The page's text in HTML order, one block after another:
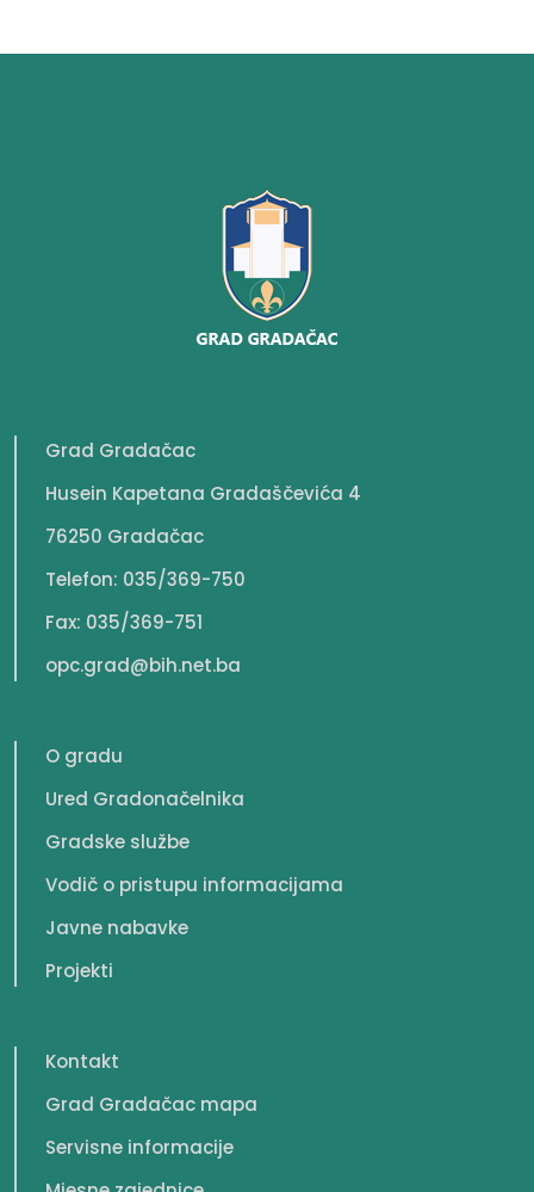
Grad Gradačac
Husein Kapetana Gradaščevića 4
76250 Gradačac
Telefon: 035/369-750
Fax: 035/369-751
opc.grad@bih.net.ba
O gradu
Ured Gradonačelnika
Gradske službe
Vodič o pristupu informacijama
Javne nabavke
Projekti
Kontakt
Grad Gradačac mapa
Servisne informacije